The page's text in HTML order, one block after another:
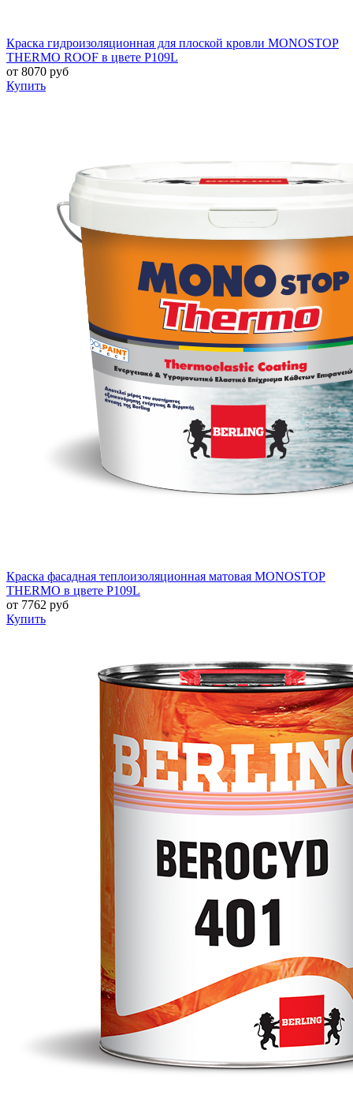
Краска гидроизоляционная для плоской кровли MONOSTOP
THERMO ROOF в цвете P109L
от 8070 руб
Купить
Краска фасадная теплоизоляционная матовая MONOSTOP
THERMO в цвете P109L
от 7762 руб
Купить